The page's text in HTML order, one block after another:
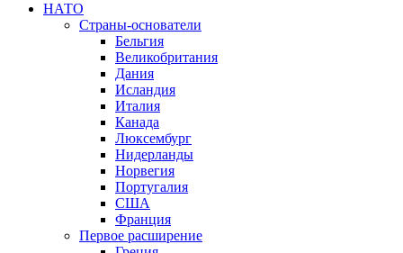
НАТО
Страны-основатели
Бельгия
Великобритания
Дания
Исландия
Италия
Канада
Люксембург
Нидерланды
Норвегия
Португалия
США
Франция
Первое расширение